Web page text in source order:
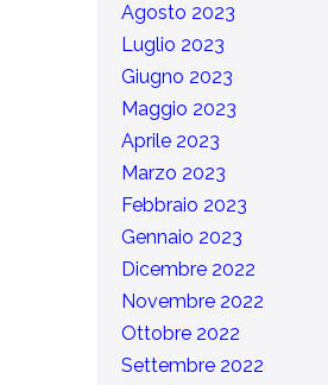
Agosto 2023
Luglio 2023
Giugno 2023
Maggio 2023
Aprile 2023
Marzo 2023
Febbraio 2023
Gennaio 2023
Dicembre 2022
Novembre 2022
Ottobre 2022
Settembre 2022